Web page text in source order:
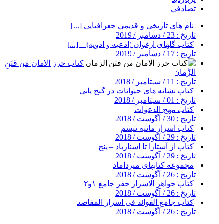
تصادفی
نام های تاریخی و قدیمی جغرافیایی [...]
تاریخ : 23 / دسامبر / 2019
کتاب گلهای ارغوان (ادعیه و ادویه) – [...]
تاریخ : 17 / دسامبر / 2019
کتاب حرز الامان مَن فَتَنِ
الزَّمان
تاریخ : 11 / سپتامبر / 2018
کتاب نشانه های حیوانات در گنج یابی
تاریخ : 01 / سپتامبر / 2018
کتاب مهج الدعوات
تاریخ : 30 / آگوست / 2018
کتاب اسرار مانیه تیسم
تاریخ : 29 / آگوست / 2018
کتاب از آستارا تا استارباد – پنج
تاریخ : 29 / آگوست / 2018
مجموعه کتابهای میرداماد
تاریخ : 26 / آگوست / 2018
کتاب جواهر الاسرار جفر جامع ۱و۲
تاریخ : 26 / آگوست / 2018
کتاب جامع الفوائد فی اسرار المقاصد
تاریخ : 26 / آگوست / 2018